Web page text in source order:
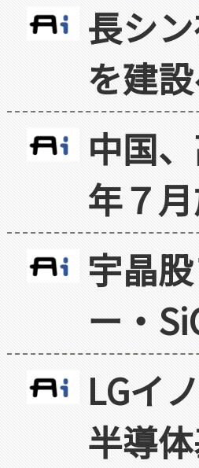
長シ
を建
中国
年７
宇晶
ー・
LGイ
半導